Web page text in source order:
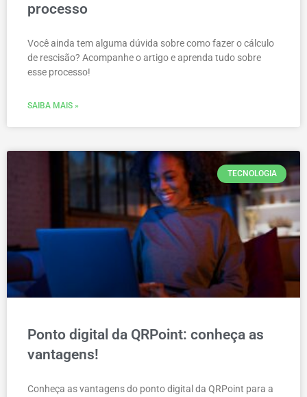
processo
Você ainda tem alguma dúvida sobre como fazer o cálculo
de rescisão? Acompanhe o artigo e aprenda tudo sobre
esse processo!
SAIBA MAIS »
TECNOLOGIA
Ponto digital da QRPoint: conheça as
vantagens!
Conheça as vantagens do ponto digital da QRPoint para a